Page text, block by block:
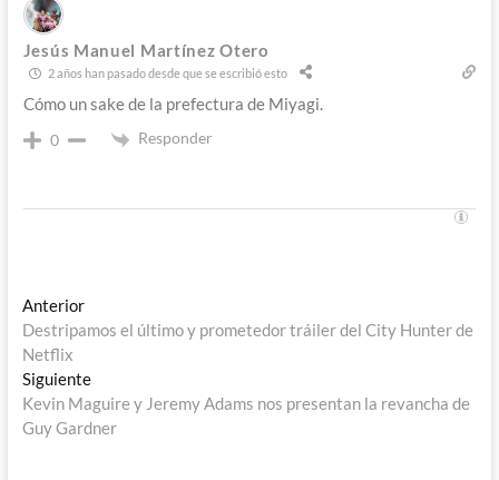
Jesús Manuel Martínez Otero
2 años han pasado desde que se escribió esto
Cómo un sake de la prefectura de Miyagi.
0 Responder
Navegación
de
entradas
AnteriorEntrada
anterior:
Destripamos el último y prometedor tráiler del City Hunter de
Netflix
SiguienteEntrada
siguiente:
Kevin Maguire y Jeremy Adams nos presentan la revancha de
Guy Gardner